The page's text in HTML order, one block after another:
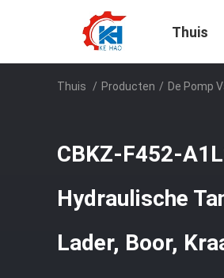
Thuis
Thuis / Producten / De Pomp
CBKZ-F452-
Hydraulische
Lader, Boor,